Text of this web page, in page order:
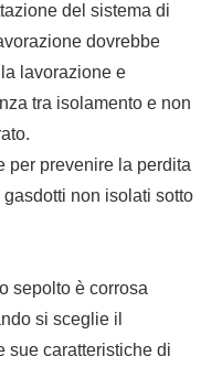
del sistema di
dovrebbe
lavorazione e
tra isolamento e non
per prevenire la perdita
non isolati sotto
sepolto è corrosa
si sceglie il
sue caratteristiche di